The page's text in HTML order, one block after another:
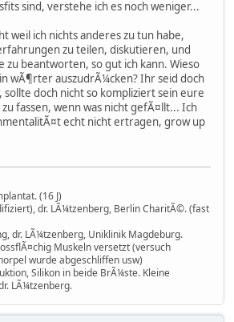
sind, verstehe ich es noch weniger...
weil ich nichts anderes zu tun habe,
zu teilen, diskutieren, und
beantworten, so gut ich kann. Wieso
wÃ¶rter auszudrÃ¼cken? Ihr seid doch
doch nicht so kompliziert sein eure
fassen, wenn was nicht gefÃ¤llt... Ich
echt nicht ertragen, grow up
(16 J)
dr. LÃ¼tzenberg, Berlin CharitÃ©. (fast
dr. LÃ¼tzenberg, Uniklinik Magdeburg.
Muskeln versetzt (versuch
wurde abgeschliffen usw)
Silikon in beide BrÃ¼ste. Kleine
LÃ¼tzenberg.